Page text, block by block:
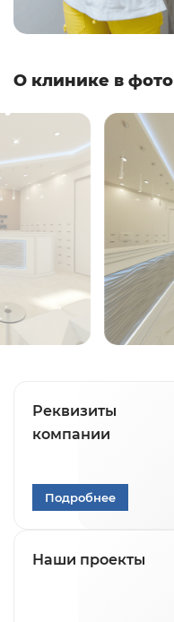
О клинике в фото
Реквизиты
компании
Подробнее
Наши проекты